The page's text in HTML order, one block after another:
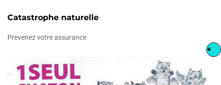
Catastrophe naturelle
Prevenez votre assurance
+